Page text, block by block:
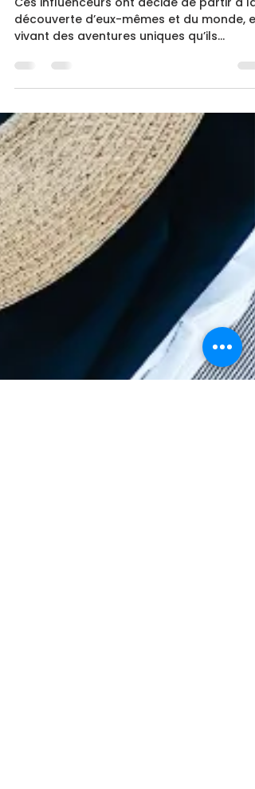
Andréa Juteau
8 mai 2023
3 min de lecture
Voyager solo - top 5 des
réseaux sociaux en France
Ces influenceurs ont décidé de partir à la
découverte d’eux-mêmes et du monde, en
vivant des aventures uniques qu’ils
partagent à leur communauté. Une
excellente façon de nous faire voyager
avec eux, à la manière d’un carnet de
voyage où on se délecte de chaque
anecdote comme si on y était Certains
d’entre eux partagent leurs trucs et
astuces pour voyager en solo, d’autres
nous embarquent tout simplement dans
leurs aventures. Dans les deux cas, on
admire secrètement leur auda